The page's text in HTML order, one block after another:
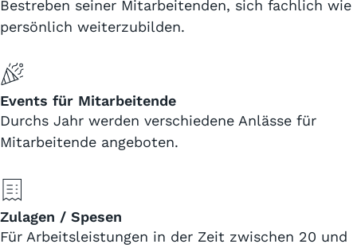
Bestreben seiner Mitarbeitenden, sich fachlich wie
persönlich weiterzubilden.
Events für Mitarbeitende
Durchs Jahr werden verschiedene Anlässe für
Mitarbeitende angeboten.
Zulagen / Spesen
Für Arbeitsleistungen in der Zeit zwischen 20 und